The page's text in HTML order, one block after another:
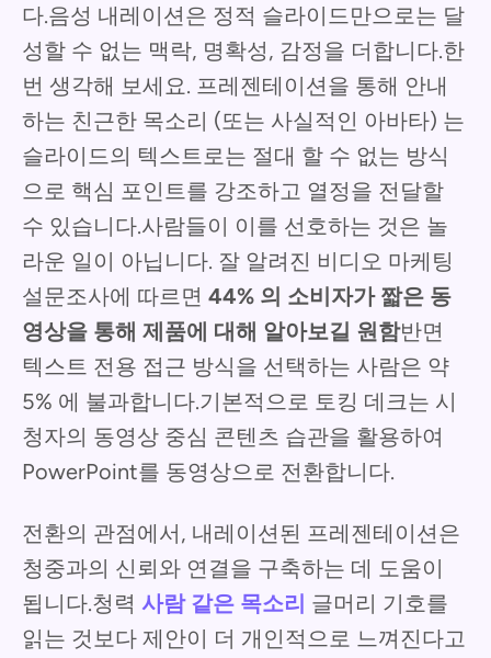
다.음성 내레이션은 정적 슬라이드만으로는 달
성할 수 없는 맥락, 명확성, 감정을 더합니다.한
번 생각해 보세요. 프레젠테이션을 통해 안내
하는 친근한 목소리 (또는 사실적인 아바타) 는
슬라이드의 텍스트로는 절대 할 수 없는 방식
으로 핵심 포인트를 강조하고 열정을 전달할
수 있습니다.사람들이 이를 선호하는 것은 놀
라운 일이 아닙니다. 잘 알려진 비디오 마케팅
설문조사에 따르면 44% 의 소비자가 짧은 동
영상을 통해 제품에 대해 알아보길 원함반면
텍스트 전용 접근 방식을 선택하는 사람은 약
5% 에 불과합니다.기본적으로 토킹 데크는 시
청자의 동영상 중심 콘텐츠 습관을 활용하여
PowerPoint를 동영상으로 전환합니다.
전환의 관점에서, 내레이션된 프레젠테이션은
청중과의 신뢰와 연결을 구축하는 데 도움이
됩니다.청력 사람 같은 목소리 글머리 기호를
읽는 것보다 제안이 더 개인적으로 느껴진다고